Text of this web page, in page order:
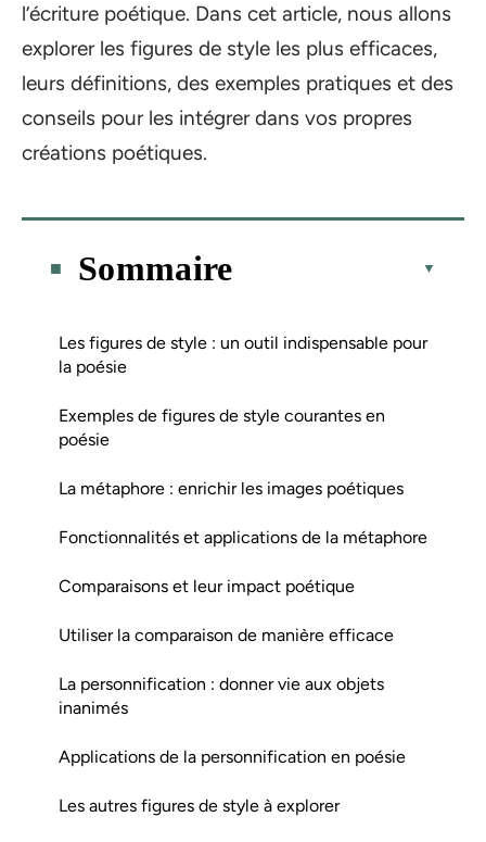
l’écriture poétique. Dans cet article, nous allons
explorer les figures de style les plus efficaces,
leurs définitions, des exemples pratiques et des
conseils pour les intégrer dans vos propres
créations poétiques.
Sommaire
Les figures de style : un outil indispensable pour
la poésie
Exemples de figures de style courantes en
poésie
La métaphore : enrichir les images poétiques
Fonctionnalités et applications de la métaphore
Comparaisons et leur impact poétique
Utiliser la comparaison de manière efficace
La personnification : donner vie aux objets
inanimés
Applications de la personnification en poésie
Les autres figures de style à explorer